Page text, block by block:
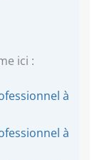
ici :
à
à